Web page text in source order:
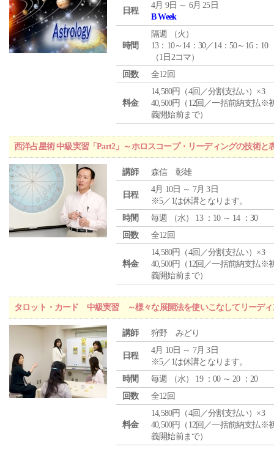
日程
4月 9日 ～ 6月 25日
B Week
時間
隔週 （火 ）
13：10～14：30／14：50～16：10
（1日2コマ）
回数
全12回
料金
14,580円（4回／分割支払い）×3
40,500円（12回／一括前納支払※
義開始前まで）
西洋占星術 中級実習「Part2」～ホロスコープ・リーディングの技術と
講師 森信 彰雄
日程
4月 10日 ～ 7月 3日
※5／1は休講となります。
時間
毎週 （水） 13 ：10 ～ 14 ：30
回数
全12回
料金
14,580円（4回／分割支払い）×3
40,500円（12回／一括前納支払※
義開始前まで）
タロット・カード 中級実習 ～様々な展開法を使いこなしてリーディ
講師 狩野 みどり
日程
4月 10日 ～ 7月 3日
※5／1は休講となります。
時間
毎週 （水） 19 ：00 ～ 20 ：20
回数
全12回
料金
14,580円（4回／分割支払い）×3
40,500円（12回／一括前納支払※
義開始前まで）